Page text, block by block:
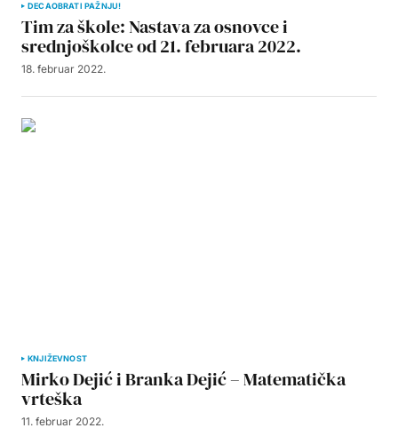
DECAOBRATI PAŽNJU!
Tim za škole: Nastava za osnovce i
srednjoškolce od 21. februara 2022.
18. februar 2022.
KNJIŽEVNOST
Mirko Dejić i Branka Dejić – Matematička
vrteška
11. februar 2022.